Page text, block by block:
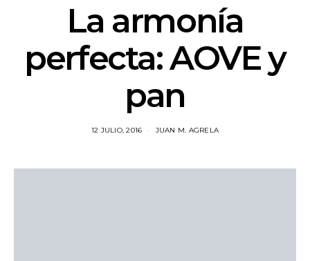
La armonía
perfecta: AOVE y
pan
12 JULIO, 2016 JUAN M. AGRELA